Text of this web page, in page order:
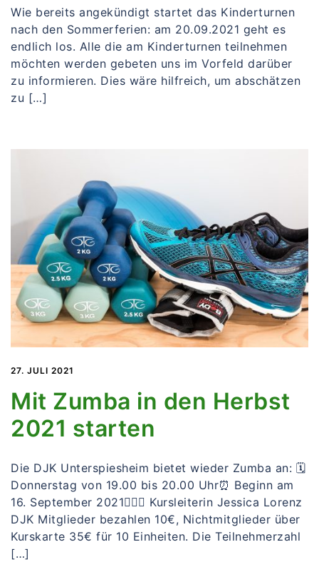
Wie bereits angekündigt startet das Kinderturnen
nach den Sommerferien: am 20.09.2021 geht es
endlich los. Alle die am Kinderturnen teilnehmen
möchten werden gebeten uns im Vorfeld darüber
zu informieren. Dies wäre hilfreich, um abschätzen
zu […]
27. JULI 2021
Mit Zumba in den Herbst
2021 starten
Die DJK Unterspiesheim bietet wieder Zumba an: 🗓
Donnerstag von 19.00 bis 20.00 Uhr⏰ Beginn am
16. September 2021🙋🏻‍♀️ Kursleiterin Jessica Lorenz
DJK Mitglieder bezahlen 10€, Nichtmitglieder über
Kurskarte 35€ für 10 Einheiten. Die Teilnehmerzahl
[…]